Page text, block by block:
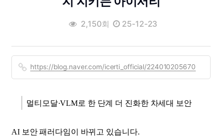
2,150회 25-12-23
https://blog.naver.com/icerti_official/224010205670
멀티모달·VLM로 한 단계 더 진화한 차세대 보안
AI 보안 패러다임이 바뀌고 있습니다.